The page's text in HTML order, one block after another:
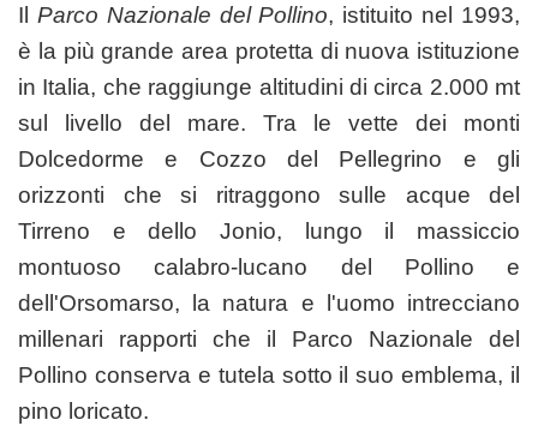
Il Parco Nazionale del Pollino, istituito nel 1993,
è la più grande area protetta di nuova istituzione
in Italia, che raggiunge altitudini di circa 2.000 mt
sul livello del mare. Tra le vette dei monti
Dolcedorme e Cozzo del Pellegrino e gli
orizzonti che si ritraggono sulle acque del
Tirreno e dello Jonio, lungo il massiccio
montuoso calabro-lucano del Pollino e
dell'Orsomarso, la natura e l'uomo intrecciano
millenari rapporti che il Parco Nazionale del
Pollino conserva e tutela sotto il suo emblema, il
pino loricato.